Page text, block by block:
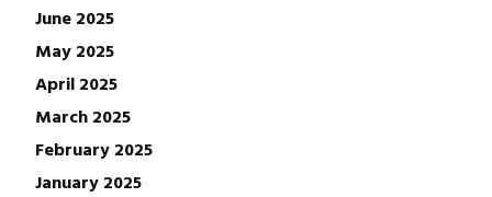
June 2025
May 2025
April 2025
March 2025
February 2025
January 2025